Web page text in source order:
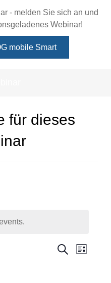
- melden Sie sich an und
Webinar!
mobile Smart
für dieses
E
S
E
L